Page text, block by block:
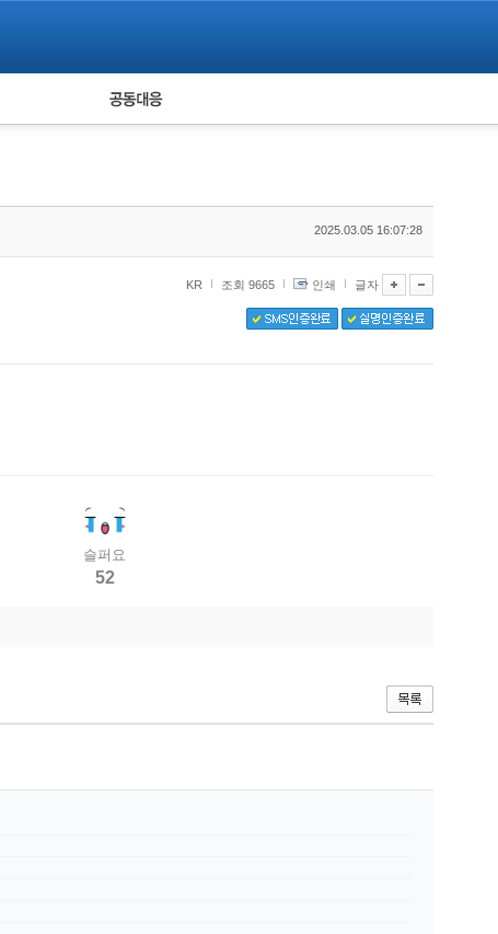
피해자 공동대응
2025.03.05 16:07:28
KR 조회 9665 인쇄 글자
슬퍼요
52